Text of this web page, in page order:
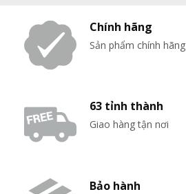
Chính hãng
Sản phẩm chính hãng
63 tỉnh thành
Giao hàng tận nơi
Bảo hành